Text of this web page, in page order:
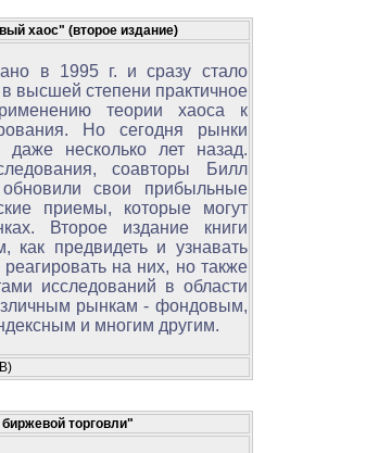
хаос" (второе издание)
в 1995 г. и сразу стало
высшей степени практичное
теории хаоса к
Но сегодня рынки
несколько лет назад.
соавторы Билл
свои прибыльные
приемы, которые могут
Второе издание книги
как предвидеть и узнавать
на них, но также
исследований в области
рынкам - фондовым,
и многим другим.
торговли"